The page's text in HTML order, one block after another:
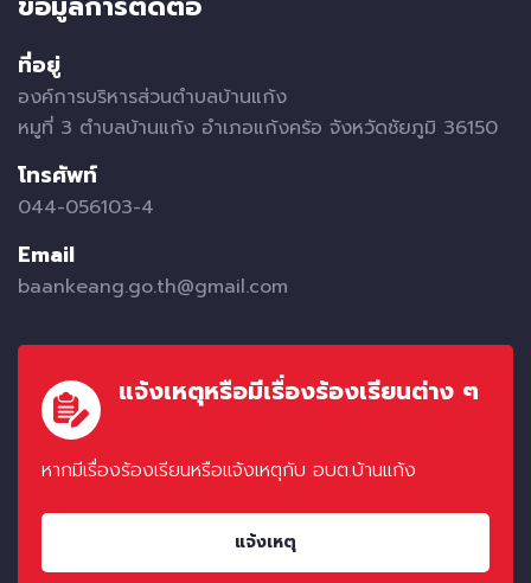
ที่อยู่
องค์การบริหารส่วนตำบลบ้านแก้ง
หมูที่ 3 ตำบลบ้านแก้ง อำเภอแก้งคร้อ จังหวัดชัยภูมิ 36150
โทรศัพท์
044-056103-4
Email
baankeang.go.th@gmail.com
แจ้งเหตุหรือมีเรื่องร้องเรียนต่าง ๆ
หากมีเรื่องร้องเรียนหรือแจ้งเหตุกับ อบต.บ้านแก้ง
แจ้งเหตุ